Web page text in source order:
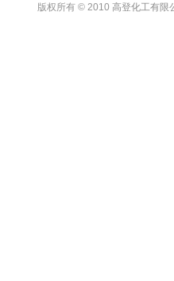
版权所有 © 2010 高登化工有限